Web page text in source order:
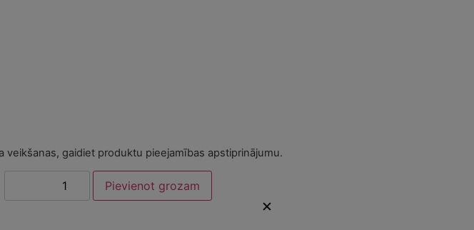
veikšanas, gaidiet produktu pieejamības apstiprinājumu.
Pievienot grozam
✕